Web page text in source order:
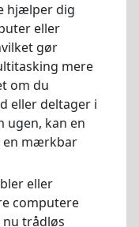
hjælper dig
eller
gør
mere
om du
eller deltager i
ugen, kan en
mærkbar
eller
computere
trådløs